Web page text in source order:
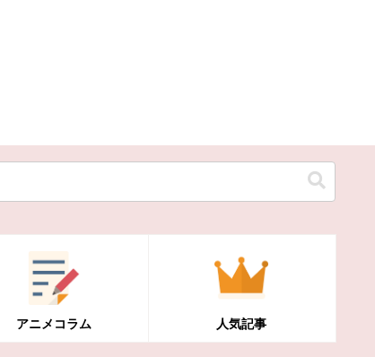
アニメコラム 人気記事